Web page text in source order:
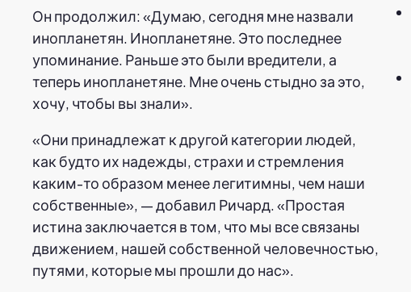
Он продолжил: «Думаю, сегодня мне назвали
инопланетян. Инопланетяне. Это последнее
упоминание. Раньше это были вредители, а
теперь инопланетяне. Мне очень стыдно за это,
хочу, чтобы вы знали».
«Они принадлежат к другой категории людей,
как будто их надежды, страхи и стремления
каким-то образом менее легитимны, чем наши
собственные», — добавил Ричард. «Простая
истина заключается в том, что мы все связаны
движением, нашей собственной человечностью,
путями, которые мы прошли до нас».